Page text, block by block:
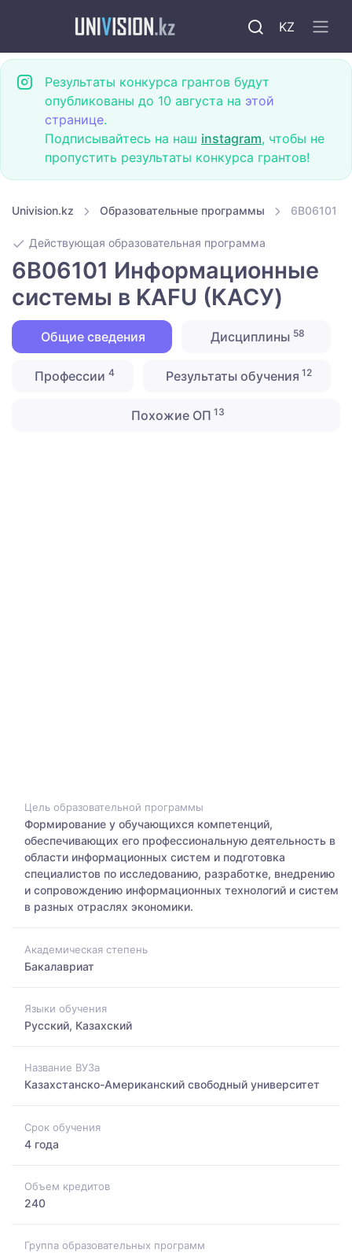
KZ
Результаты конкурса грантов будут
опубликованы до 10 августа на этой
странице.
Подписывайтесь на наш instagram, чтобы не
пропустить результаты конкурса грантов!
Univision.kz Образовательные программы 6B06101
Действующая образовательная программа
6B06101 Информационные
системы в KAFU (КАСУ)
Общие сведения Дисциплины 58
Профессии 4 Результаты обучения 12
Похожие ОП 13
Цель образовательной программы
Формирование у обучающихся компетенций,
обеспечивающих его профессиональную деятельность в
области информационных систем и подготовка
специалистов по исследованию, разработке, внедрению
и сопровождению информационных технологий и систем
в разных отраслях экономики.
Академическая степень
Бакалавриат
Языки обучения
Русский, Казахский
Название ВУЗа
Казахстанско-Американский свободный университет
Срок обучения
4 года
Объем кредитов
240
Группа образовательных программ